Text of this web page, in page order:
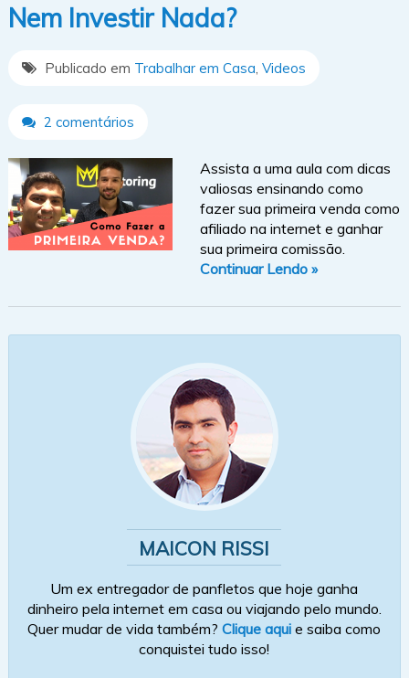
Nem Investir Nada?
Publicado em Trabalhar em Casa Videos
2 comentários
Assista a uma aula com dicas
valiosas ensinando como
fazer sua primeira venda como
afiliado na internet e ganhar
sua primeira comissão.
Continuar Lendo »
MAICON RISSI
Um ex entregador de panfletos que hoje ganha
dinheiro pela internet em casa ou viajando pelo mundo.
Quer mudar de vida também?Clique aqui e saiba como
conquistei tudo isso!